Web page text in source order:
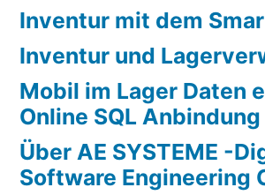
Inventur mit dem
Inventur und
Mobil im Lager Daten
Online SQL Anbindung
Über AE SYSTEME -
Software Engineering